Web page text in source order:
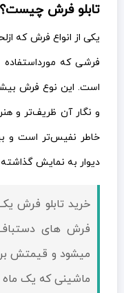
تابلو فرش چیست؟
یکی از انواع فرش که
فرشی که
است. این نوع فرش
و نگار آن ظریف‌تر و
خاطر نفیس‌تر است و
دیوار به نمایش
خرید تابلو فرش
فرش های دستباف
میشود و قيمتش
ماشینی که یک